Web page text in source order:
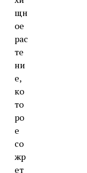
щн
ое
рас
те
ни
е,
ко
то
ро
е
со
жр
ет